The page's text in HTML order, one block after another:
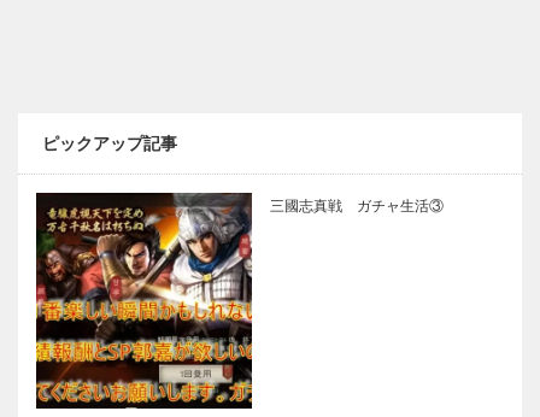
ピックアップ記事
三國志真戦 ガチャ生活③